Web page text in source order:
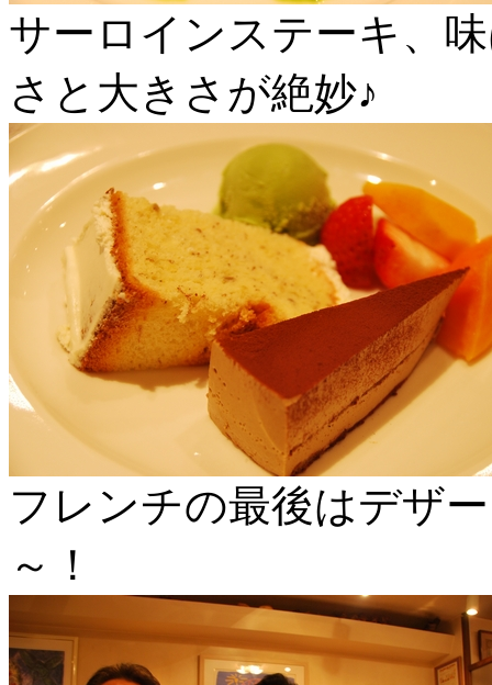
サーロインステーキ、
さと大きさが絶妙♪
フレンチの最後はデザ
～！